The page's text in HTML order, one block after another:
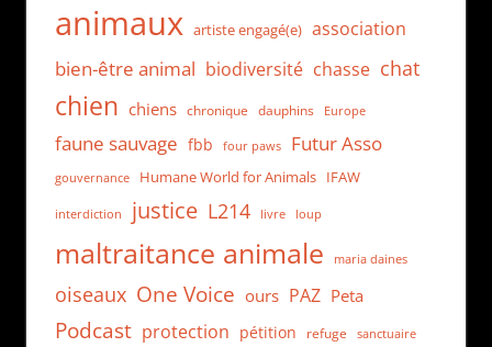
animaux artiste engagé(e) association
bien-être animal biodiversité chasse chat
chien chiens chronique dauphins Europe
faune sauvage fbb four paws Futur Asso
gouvernance Humane World for Animals IFAW
interdiction justice L214 livre loup
maltraitance animale maria daines
oiseaux One Voice ours PAZ Peta
Podcast protection pétition refuge sanctuaire